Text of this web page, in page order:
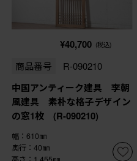
¥40,700 (税込)
商品番号 R-090210
中国アンティーク建具 李朝
風建具 素朴な格子デザイン
の窓1枚 (R-090210)
幅：610㎜
奥行：40㎜